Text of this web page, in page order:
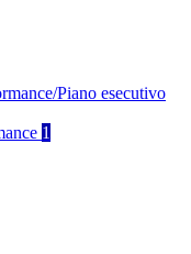
Piano esecutivo
1